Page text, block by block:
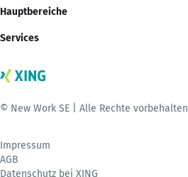
Hauptbereiche
Services
© New Work SE | Alle Rechte vorbehalten
Impressum
AGB
Datenschutz bei XING